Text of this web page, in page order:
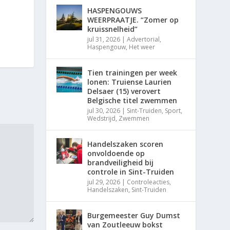
HASPENGOUWS
WEERPRAATJE. “Zomer op
kruissnelheid”
jul 31, 2026 |Advertorial,
Haspengouw, Het weer
Tien trainingen per week
lonen: Truiense Laurien
Delsaer (15) verovert
Belgische titel zwemmen
jul 30, 2026 | Sint-Truiden, Sport,
Wedstrijd, Zwemmen
Handelszaken scoren
onvoldoende op
brandveiligheid bij
controle in Sint-Truiden
jul 29, 2026 | Controleacties,
Handelszaken, Sint-Truiden
Burgemeester Guy Dumst
van Zoutleeuw bokst